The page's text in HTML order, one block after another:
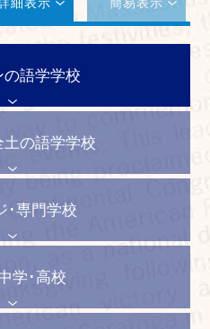
の語学学校
の語学学校
･専門学校
学･高校